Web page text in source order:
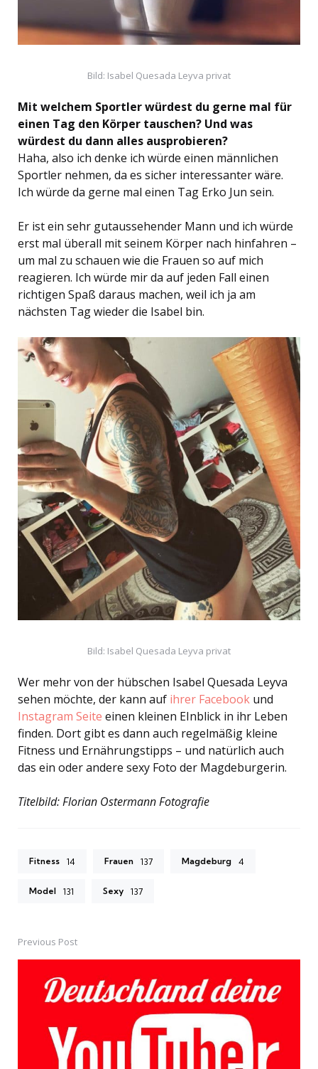
Bild: Isabel Quesada Leyva privat
Mit welchem Sportler würdest du gerne mal für
einen Tag den Körper tauschen? Und was
würdest du dann alles ausprobieren?
Haha, also ich denke ich würde einen männlichen
Sportler nehmen, da es sicher interessanter wäre.
Ich würde da gerne mal einen Tag Erko Jun sein.
Er ist ein sehr gutaussehender Mann und ich würde
erst mal überall mit seinem Körper nach hinfahren –
um mal zu schauen wie die Frauen so auf mich
reagieren. Ich würde mir da auf jeden Fall einen
richtigen Spaß daraus machen, weil ich ja am
nächsten Tag wieder die Isabel bin.
Bild: Isabel Quesada Leyva privat
Wer mehr von der hübschen Isabel Quesada Leyva
sehen möchte, der kann auf ihrer Facebook und
Instagram Seite einen kleinen EInblick in ihr Leben
finden. Dort gibt es dann auch regelmäßig kleine
Fitness und Ernährungstipps – und natürlich auch
das ein oder andere sexy Foto der Magdeburgerin.
Titelbild: Florian Ostermann Fotografie
Fitness 14 Frauen 137 Magdeburg 4
Model 131 Sexy 137
Post
navigation
Previous Post